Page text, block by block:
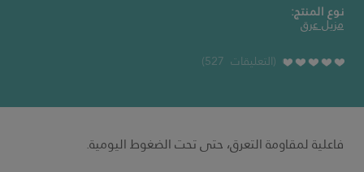
نوع المنتج:
مزيل عرق
التعليقات 527
فاعلية لمقاومة التعرق، حتى تحت الضغوط اليومية.